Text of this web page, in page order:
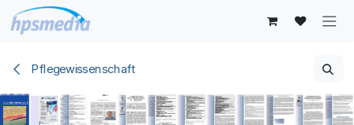
Zum Inhalt springen
Pflegewissenschaft